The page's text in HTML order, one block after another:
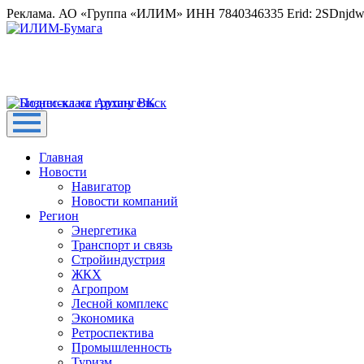
Реклама. АО «Группа «ИЛИМ» ИНН 7840346335 Erid:
Главная
Новости
Навигатор
Новости компаний
Регион
Энергетика
Транспорт и связь
Стройиндустрия
ЖКХ
Агропром
Лесной комплекс
Экономика
Ретроспектива
Промышленность